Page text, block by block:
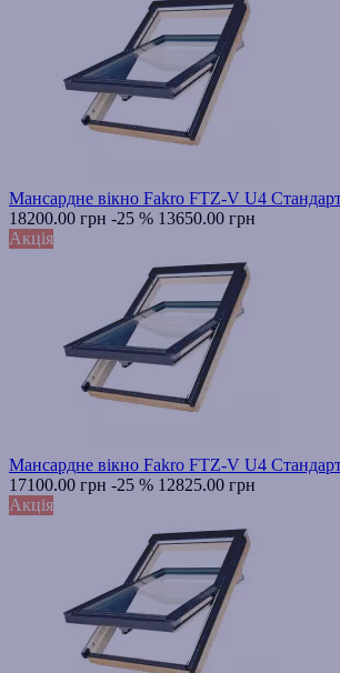
Мансардне вікно Fakro FTZ-V U4
18200.00 грн -25 % 13650.00 грн
Акція
Мансардне вікно Fakro FTZ-V U4
17100.00 грн -25 % 12825.00 грн
Акція